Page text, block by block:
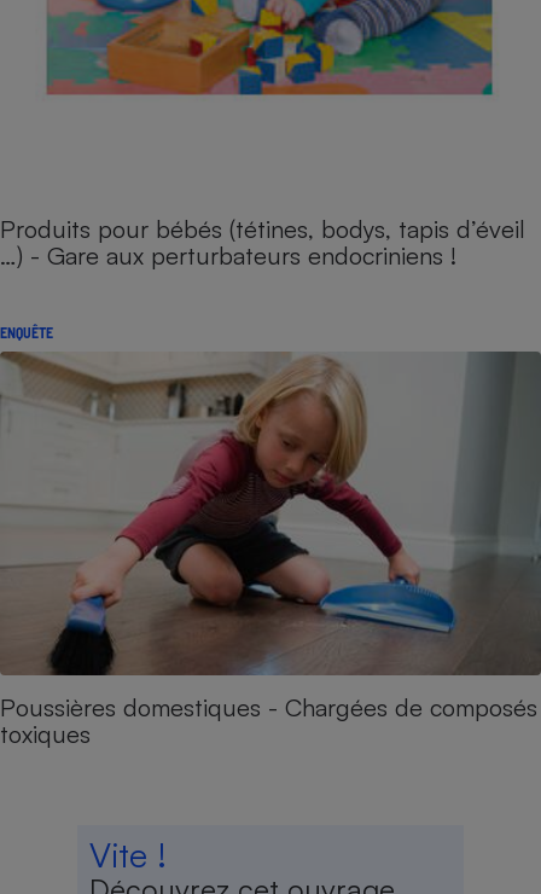
Produits pour bébés (tétines, bodys, tapis d’éveil
…) - Gare aux perturbateurs endocriniens !
ENQUÊTE
Poussières domestiques - Chargées de composés
toxiques
Vite !